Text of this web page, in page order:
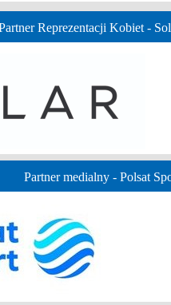
Reprezentacji Kobiet -
Partner medialny - Polsat